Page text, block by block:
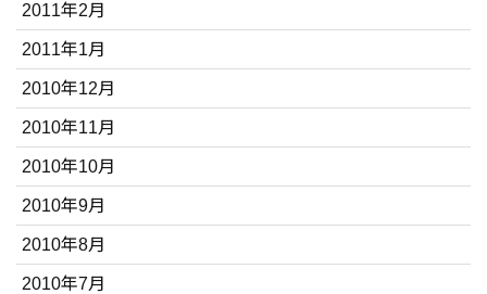
2011年2月
2011年1月
2010年12月
2010年11月
2010年10月
2010年9月
2010年8月
2010年7月